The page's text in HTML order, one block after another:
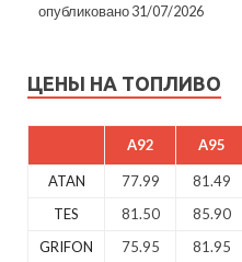
опубликовано 31/07/2026
ЦЕНЫ НА ТОПЛИВО
A92 A95
ATAN 77.99 81.49
TES
81.50 85.90
GRIFON
75.95 81.95